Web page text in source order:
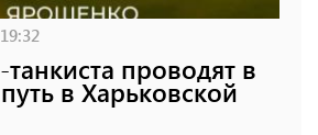
проводят в
в Харьковской